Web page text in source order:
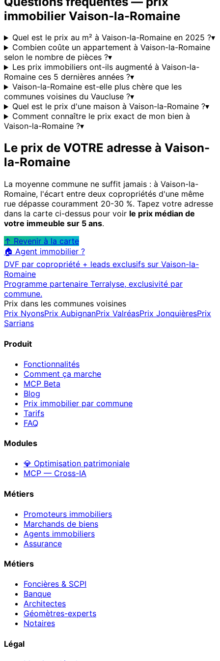
immobilier Vaison-la-Romaine
Quel est le prix au m² à Vaison-la-Romaine en 2025 ?▾
Combien coûte un appartement à Vaison-la-Romaine
selon le nombre de pièces ?▾
Les prix immobiliers ont-ils augmenté à Vaison-la-
Romaine ces 5 dernières années ?▾
Vaison-la-Romaine est-elle plus chère que les
communes voisines du Vaucluse ?▾
Quel est le prix d'une maison à Vaison-la-Romaine ?▾
Comment connaître le prix exact de mon bien à
Vaison-la-Romaine ?▾
Le prix de VOTRE adresse à Vaison-
la-Romaine
La moyenne commune ne suffit jamais : à Vaison-la-
Romaine, l'écart entre deux copropriétés d'une même
rue dépasse couramment 20-30 %. Tapez votre adresse
dans la carte ci-dessus pour voir le prix médian de
votre immeuble sur 5 ans.
↑ Revenir à la carte
🏠 Agent immobilier ?
DVF par copropriété + leads exclusifs sur Vaison-la-
Romaine
Programme partenaire Terralyse, exclusivité par
commune.
Prix dans les communes voisines
Prix NyonsPrix AubignanPrix ValréasPrix JonquièresPrix
Sarrians
Produit
Fonctionnalités
Comment ça marche
MCP Beta
Blog
Prix immobilier par commune
Tarifs
FAQ
Modules
💎 Optimisation patrimoniale
MCP — Cross-IA
Métiers
Promoteurs immobiliers
Marchands de biens
Agents immobiliers
Assurance
Métiers
Foncières & SCPI
Banque
Architectes
Géomètres-experts
Notaires
Légal